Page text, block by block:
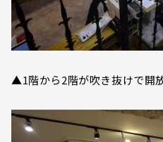
▲1階から2階が吹き抜けで開